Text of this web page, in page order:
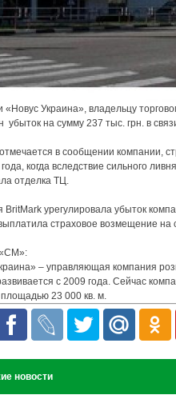
«Новус Украина», владельцу
на сумму 237 тыс. грн. в
в сообщении компании,
года, когда вследствие сильного
отделка ТЦ.
BritMark урегулировала убыток
страховое возмещение на
– управляющая компания
с 2009 года. Сейчас
площадью 23 000 кв. м.
новости